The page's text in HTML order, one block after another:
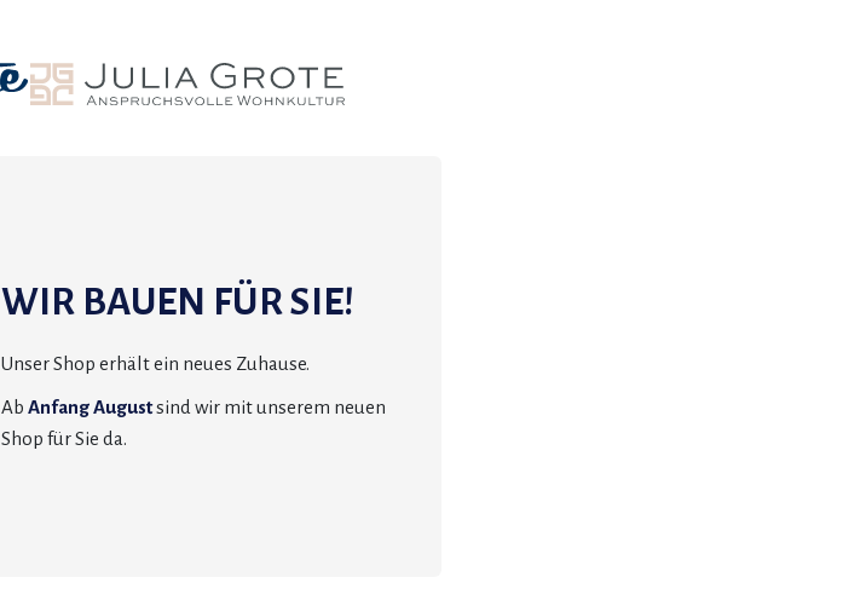
WIR BAUEN FÜR SIE!
Unser Shop erhält ein neues Zuhause.
Ab Anfang Augustsind wir mit unserem neuen
Shop für Sie da.